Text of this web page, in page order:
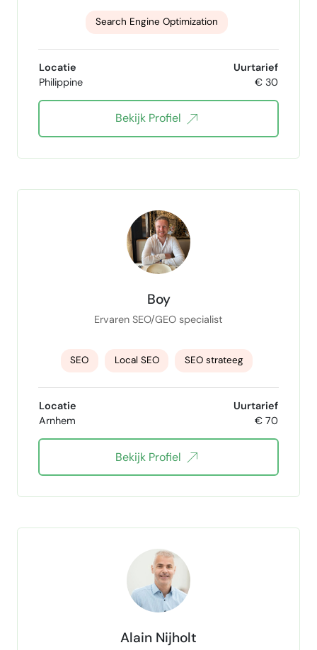
Search Engine Optimization
financial analysis
Locatie
Philippine
Uurtarief
€ 30
Bekijk Profiel
Boy
Ervaren SEO/GEO specialist
SEO Local SEO SEO strateeg
on-page seo SEO basics
SEO websites SEO Audit
spreadsheets Technische SEO
cms-systemen
Locatie
Arnhem
Uurtarief
€ 70
Bekijk Profiel
Alain Nijholt